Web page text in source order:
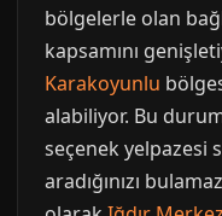
bölgelerle olan
kapsamını
Karakoyunlu
alabiliyor. Bu
seçenek yelpazesi
aradığınızı